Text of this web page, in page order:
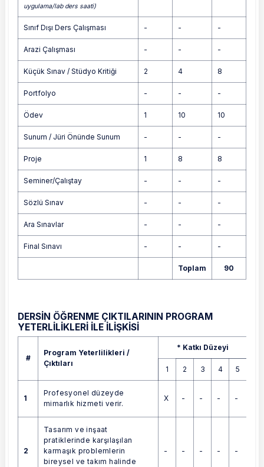
uygulama/lab ders saati)
Sınıf Dışı Ders Çalışması - - -
Arazi Çalışması - - -
Küçük Sınav / Stüdyo Kritiği 2 4 8
Portfolyo - - -
Ödev 1 10 10
Sunum / Jüri Önünde Sunum - - -
Proje 1 8 8
Seminer/Çalıştay - - -
Sözlü Sınav - - -
Ara Sınavlar - - -
Final Sınavı - - -
Toplam 90
DERSİN ÖĞRENME ÇIKTILARININ PROGRAM
YETERLİLİKLERİ İLE İLİŞKİSİ
#
Program Yeterlilikleri /
Çıktıları
* Katkı Düzeyi
1 2 3 4 5
1
Profesyonel düzeyde
mimarlık hizmeti verir.
X - - - -
2
Tasarım ve inşaat
pratiklerinde karşılaşılan
karmaşık problemlerin
bireysel ve takım halinde
- - - - -